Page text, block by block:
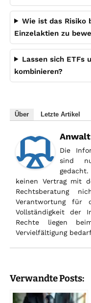
Wie ist das Risiko
Einzelaktien zu
Lassen sich ETFs
kombinieren?
Über Letzte Artikel
Die
sind
keinen Vertrag mit
Rechtsberatung
Verantwortung für
Vollständigkeit der
Rechte liegen
Vervielfältigung
Verwandte Posts: